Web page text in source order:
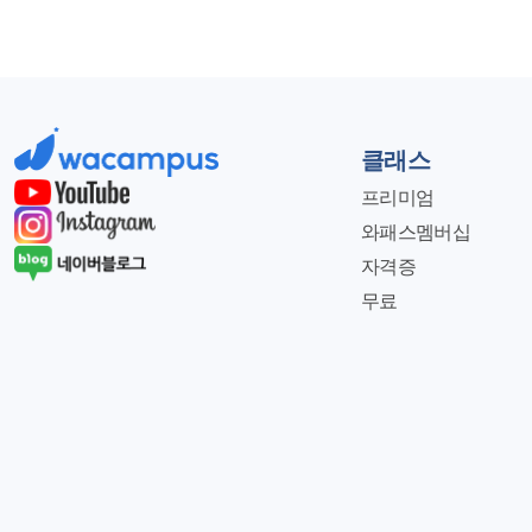
소득자료제출집계표) 3. 홈택스에
이내 0.125%) - 지급명
소득세
X 4. 사
고용관
사업자
(기본급
양자기준
클래스
프리미엄
와패스멤버십
자격증
무료